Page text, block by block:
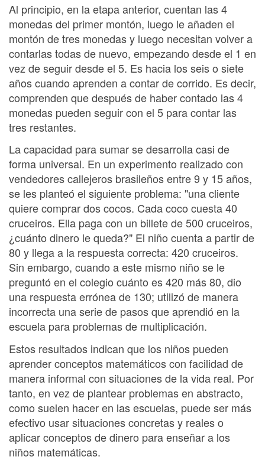
Al principio, en la etapa anterior, cuentan las 4
monedas del primer montón, luego le añaden el
montón de tres monedas y luego necesitan volver a
contarlas todas de nuevo, empezando desde el 1 en
vez de seguir desde el 5. Es hacia los seis o siete
años cuando aprenden a contar de corrido. Es decir,
comprenden que después de haber contado las 4
monedas pueden seguir con el 5 para contar las
tres restantes.
La capacidad para sumar se desarrolla casi de
forma universal. En un experimento realizado con
vendedores callejeros brasileños entre 9 y 15 años,
se les planteó el siguiente problema: "una cliente
quiere comprar dos cocos. Cada coco cuesta 40
cruceiros. Ella paga con un billete de 500 cruceiros,
¿cuánto dinero le queda?" El niño cuenta a partir de
80 y llega a la respuesta correcta: 420 cruceiros.
Sin embargo, cuando a este mismo niño se le
preguntó en el colegio cuánto es 420 más 80, dio
una respuesta errónea de 130; utilizó de manera
incorrecta una serie de pasos que aprendió en la
escuela para problemas de multiplicación.
Estos resultados indican que los niños pueden
aprender conceptos matemáticos con facilidad de
manera informal con situaciones de la vida real. Por
tanto, en vez de plantear problemas en abstracto,
como suelen hacer en las escuelas, puede ser más
efectivo usar situaciones concretas y reales o
aplicar conceptos de dinero para enseñar a los
niños matemáticas.